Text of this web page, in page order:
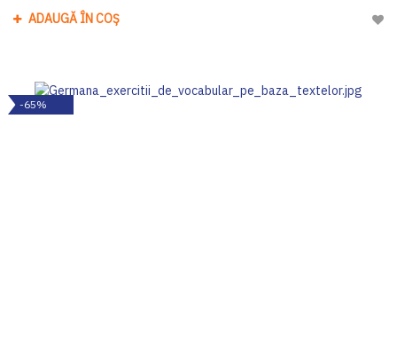
ADAUGĂ ÎN COȘ
-65%